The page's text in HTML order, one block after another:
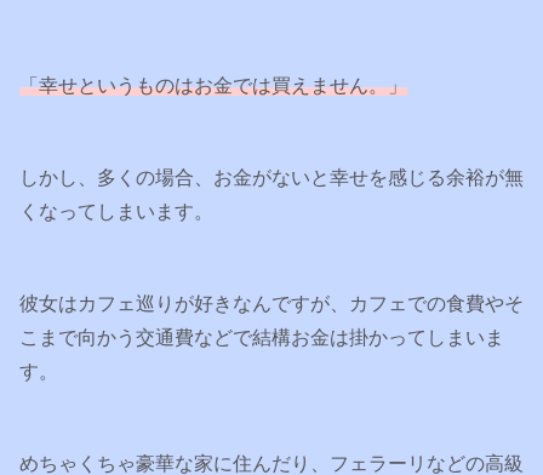
「幸せというものはお金では買えません。」
しかし、多くの場合、お金がないと幸せを感じる余裕が無
くなってしまいます。
彼女はカフェ巡りが好きなんですが、カフェでの食費やそ
こまで向かう交通費などで結構お金は掛かってしまいま
す。
めちゃくちゃ豪華な家に住んだり、フェラーリなどの高級